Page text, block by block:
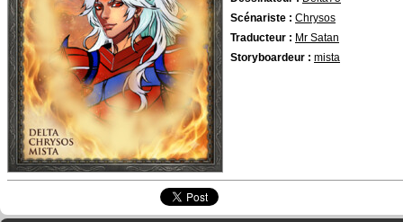
Scénariste : Chrysos
Traducteur : Mr Satan
Storyboardeur : mista